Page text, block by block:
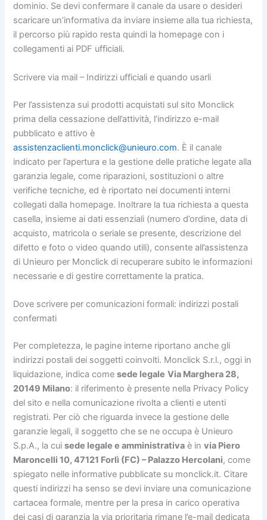
dominio. Se devi confermare il canale da usare o desideri
scaricare un’informativa da inviare insieme alla tua richiesta,
il percorso più rapido resta quindi la homepage con i
collegamenti ai PDF ufficiali.
Scrivere via mail – Indirizzi ufficiali e quando usarli
Per l’assistenza sui prodotti acquistati sul sito Monclick
prima della cessazione dell’attività, l’indirizzo e-mail
pubblicato e attivo è
assistenzaclienti.monclick@unieuro.com. È il canale
indicato per l’apertura e la gestione delle pratiche legate alla
garanzia legale, come riparazioni, sostituzioni o altre
verifiche tecniche, ed è riportato nei documenti interni
collegati dalla homepage. Inoltrare la tua richiesta a questa
casella, insieme ai dati essenziali (numero d’ordine, data di
acquisto, matricola o seriale se presente, descrizione del
difetto e foto o video quando utili), consente all’assistenza
di Unieuro per Monclick di recuperare subito le informazioni
necessarie e di gestire correttamente la pratica.
Dove scrivere per comunicazioni formali: indirizzi postali
confermati
Per completezza, le pagine interne riportano anche gli
indirizzi postali dei soggetti coinvolti. Monclick S.r.l., oggi in
liquidazione, indica comesede legale Via Marghera 28,
20149 Milano: il riferimento è presente nella Privacy Policy
del sito e nella comunicazione rivolta a clienti e utenti
registrati. Per ciò che riguarda invece la gestione delle
garanzie legali, il soggetto che se ne occupa è Unieuro
S.p.A., la cuisede legale e amministrativa è invia Piero
Maroncelli 10, 47121 Forlì (FC) – Palazzo Hercolani, come
spiegato nelle informative pubblicate su monclick.it. Citare
questi indirizzi ha senso se devi inviare una comunicazione
cartacea formale, mentre per la presa in carico operativa
dei casi di garanzia la via prioritaria rimane l’e-mail dedicata